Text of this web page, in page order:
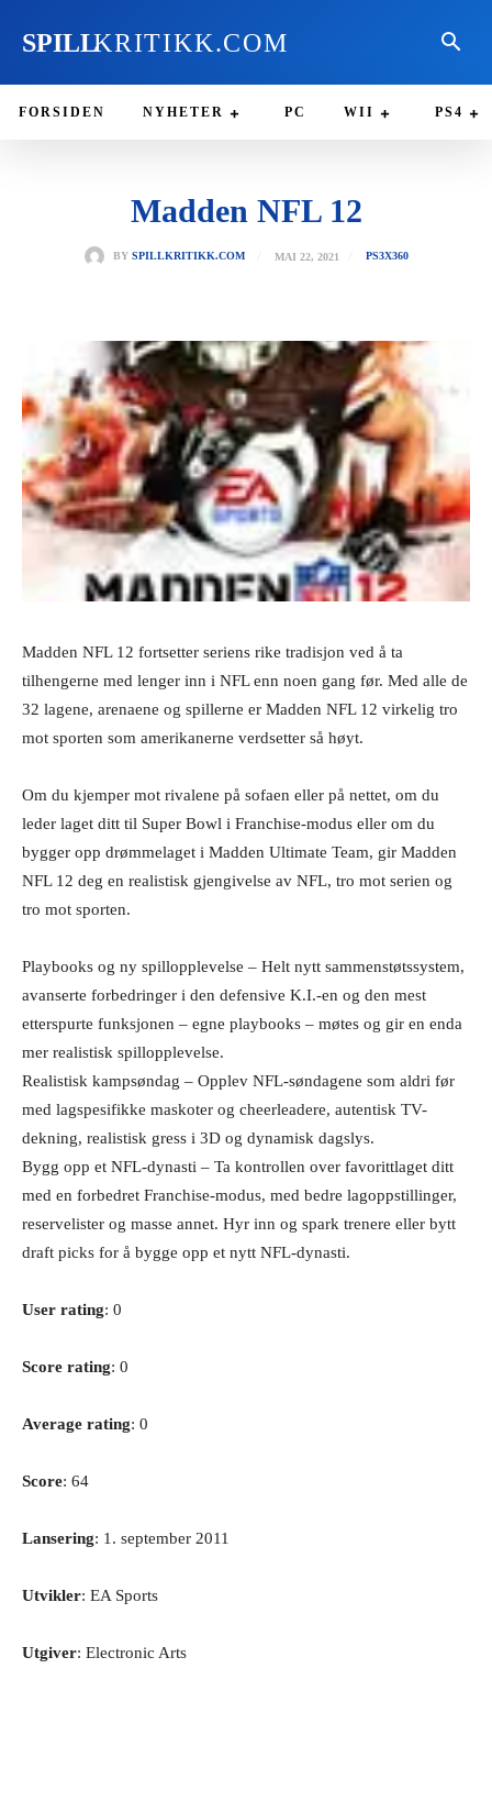
SPILLKRITIKK.COM
FORSIDEN NYHETER PC WII PS4
Madden NFL 12
BY SPILLKRITIKK.COM MAI 22, 2021 PS3X360
Madden NFL 12 fortsetter seriens rike tradisjon ved å ta
tilhengerne med lenger inn i NFL enn noen gang før. Med alle de
32 lagene, arenaene og spillerne er Madden NFL 12 virkelig tro
mot sporten som amerikanerne verdsetter så høyt.
Om du kjemper mot rivalene på sofaen eller på nettet, om du
leder laget ditt til Super Bowl i Franchise-modus eller om du
bygger opp drømmelaget i Madden Ultimate Team, gir Madden
NFL 12 deg en realistisk gjengivelse av NFL, tro mot serien og
tro mot sporten.
Playbooks og ny spillopplevelse – Helt nytt sammenstøtssystem,
avanserte forbedringer i den defensive K.I.-en og den mest
etterspurte funksjonen – egne playbooks – møtes og gir en enda
mer realistisk spillopplevelse.
Realistisk kampsøndag – Opplev NFL-søndagene som aldri før
med lagspesifikke maskoter og cheerleadere, autentisk TV-
dekning, realistisk gress i 3D og dynamisk dagslys.
Bygg opp et NFL-dynasti – Ta kontrollen over favorittlaget ditt
med en forbedret Franchise-modus, med bedre lagoppstillinger,
reservelister og masse annet. Hyr inn og spark trenere eller bytt
draft picks for å bygge opp et nytt NFL-dynasti.
User rating: 0
Score rating: 0
Average rating: 0
Score: 64
Lansering: 1. september 2011
Utvikler: EA Sports
Utgiver: Electronic Arts